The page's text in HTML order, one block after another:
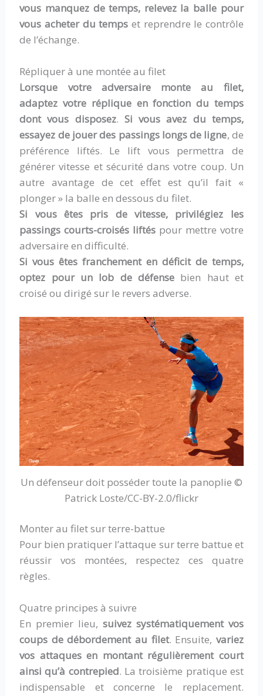
vous manquez de temps, relevez la balle pour
vous acheter du temps et reprendre le contrôle
de l’échange.
Répliquer à une montée au filet
Lorsque votre adversaire monte au filet,
adaptez votre réplique en fonction du temps
dont vous disposez. Si vous avez du temps,
essayez de jouer des passings longs de ligne, de
préférence liftés. Le lift vous permettra de
générer vitesse et sécurité dans votre coup. Un
autre avantage de cet effet est qu’il fait «
plonger » la balle en dessous du filet.
Si vous êtes pris de vitesse, privilégiez les
passings courts-croisés liftés pour mettre votre
adversaire en difficulté.
Si vous êtes franchement en déficit de temps,
optez pour un lob de défensebien haut et
croisé ou dirigé sur le revers adverse.
Un défenseur doit posséder toute la panoplie ©
Patrick Loste/CC-BY-2.0/flickr
Monter au filet sur terre-battue
Pour bien pratiquer l’attaque sur terre battue et
réussir vos montées, respectez ces quatre
règles.
Quatre principes à suivre
En premier lieu, suivez systématiquement vos
coups de débordement au filet. Ensuite, variez
vos attaques en montant régulièrement court
ainsi qu’à contrepied. La troisième pratique est
indispensable et concerne le replacement.